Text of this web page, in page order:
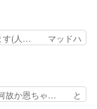
ぐのやべぇぇぇ
けてるか＝サウン
衣装の格… 湾田ち
ゃして… 「湾田さ
って… 照れてるの
倒… 公式が上げて
ダンスは興味ない
話楽しみに観てる
ます(⁠人⁠… マッドハ
対… ワンダさんの
… 今回はカボくん
内容も良かったけ
なりEDにダンス
何故か恩ちゃ… と